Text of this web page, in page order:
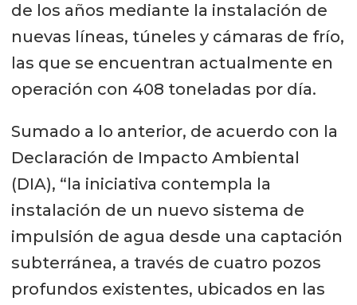
de los años mediante la instalación de
nuevas líneas, túneles y cámaras de frío,
las que se encuentran actualmente en
operación con 408 toneladas por día.
Sumado a lo anterior, de acuerdo con la
Declaración de Impacto Ambiental
(DIA), “la iniciativa contempla la
instalación de un nuevo sistema de
impulsión de agua desde una captación
subterránea, a través de cuatro pozos
profundos existentes, ubicados en las